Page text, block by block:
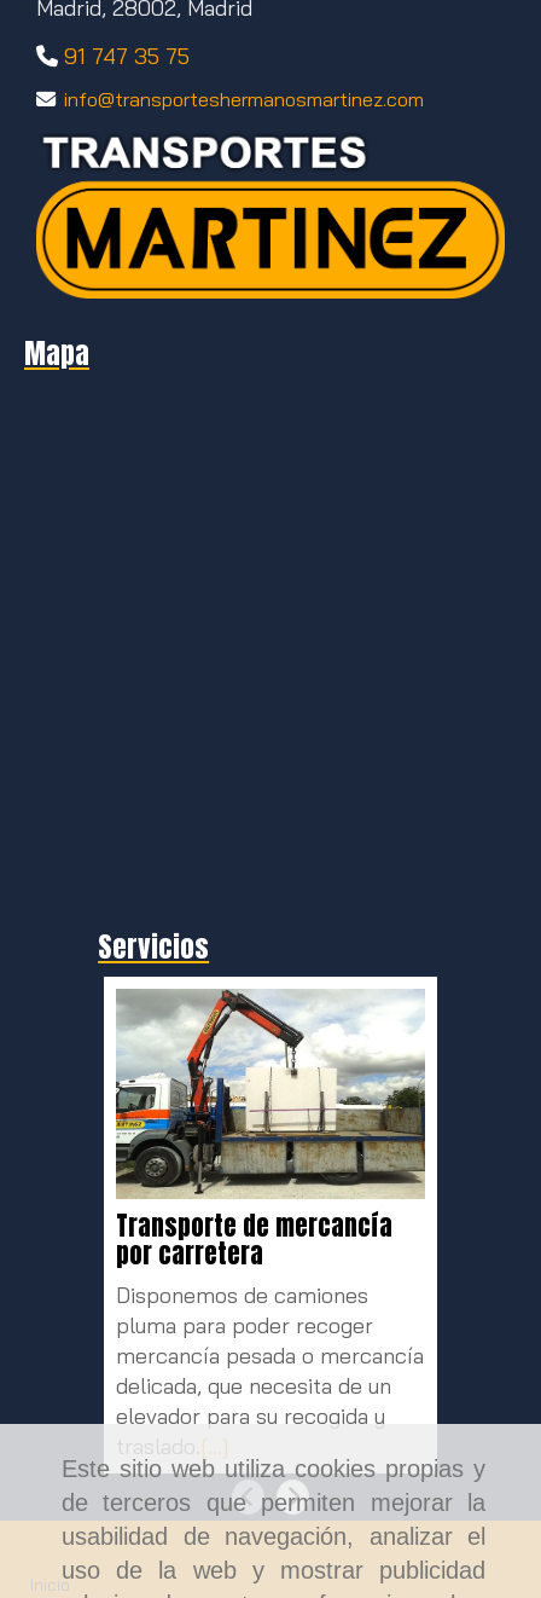
Este sitio web utiliza cookies propias y
de terceros que permiten mejorar la
usabilidad de navegación, analizar el
uso de la web y mostrar publicidad
Madrid, 28002, Madrid
91 747 35 75
info transporteshermanosmartinez.com
Mapa
Servicios
Transporte de mercancía
por carretera
Disponemos de camiones
pluma para poder recoger
mercancía pesada o mercancía
delicada, que necesita de un
elevador para su recogida y
[...]
AnteriorSiguiente
Inicio